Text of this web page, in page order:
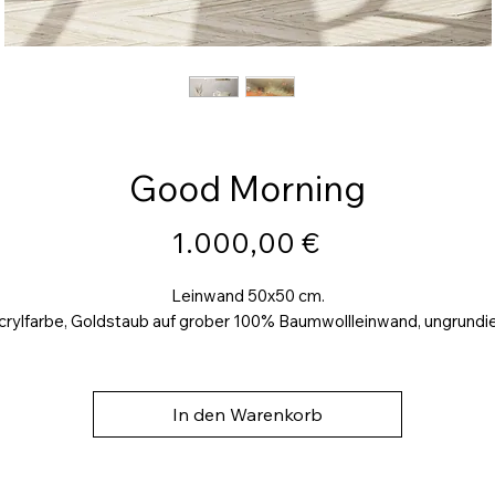
Good Morning
1.000,00 €Preis
Leinwand 50x50 cm.
Goldstaub auf grober 100% Baumwollleinwand,
In den Warenkorb